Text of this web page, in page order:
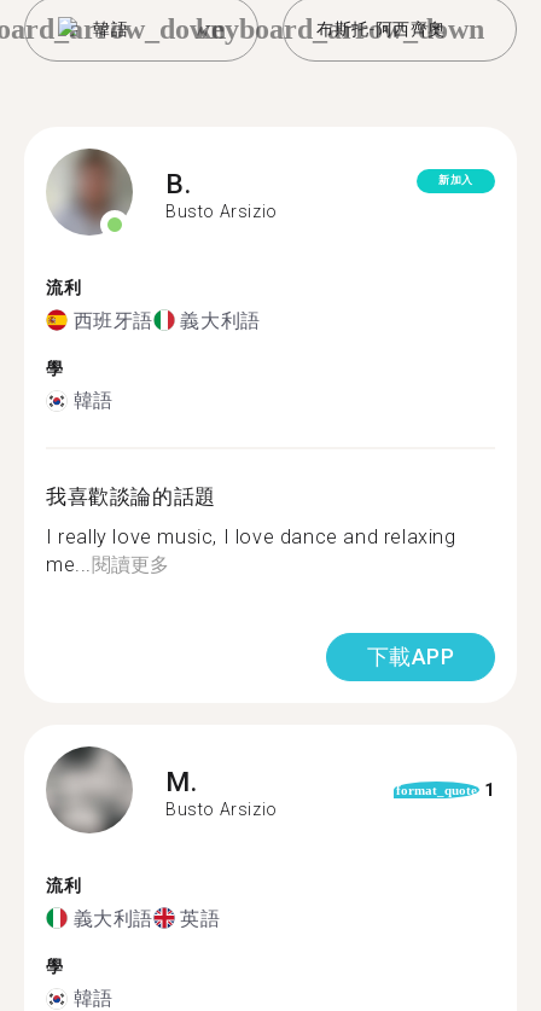
韓語 布斯托-阿西齊奧
keyboard_arrow_down
B.
Busto Arsizio
新加入
流利
西班牙語 義大利語
學
韓語
我喜歡談論的話題
I really love music, I love dance and relaxing
me...閱讀更多
下載APP
M.
Busto Arsizio
format_quote 1
流利
義大利語 英語
學
韓語